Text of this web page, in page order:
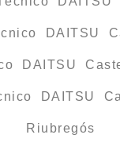
DAITSU
DAITSU
DAITSU
Riubregós